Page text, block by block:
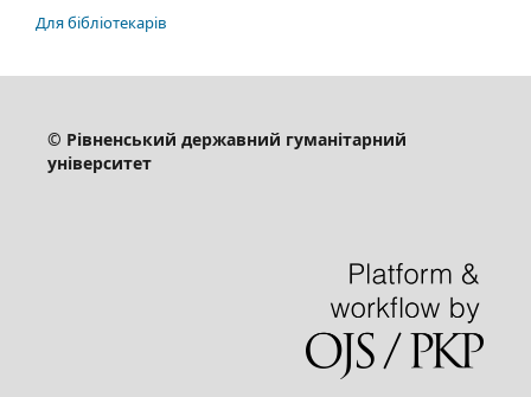
Для бібліотекарів
© Рівненський державний гуманітарний
університет